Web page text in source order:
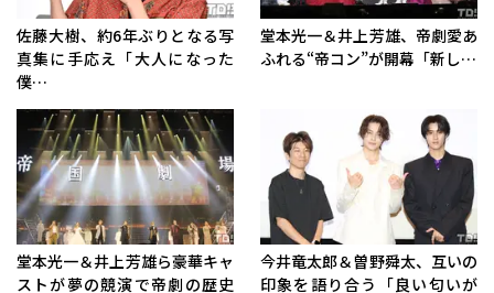
佐藤大樹、約6年ぶりとなる写
真集に手応え「大人になった
僕…
堂本光一＆井上芳雄、帝劇愛あ
ふれる“帝コン”が開幕「新し…
堂本光一＆井上芳雄ら豪華キャ
ストが夢の競演で帝劇の歴史
今井竜太郎＆曽野舜太、互いの
印象を語り合う「良い匂いが